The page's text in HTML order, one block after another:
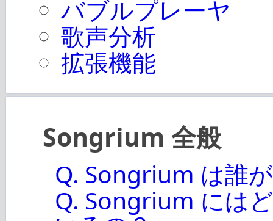
バブルプレーヤ
歌声分析
拡張機能
Songrium 全般
Q. Songrium は誰
Q. Songrium には